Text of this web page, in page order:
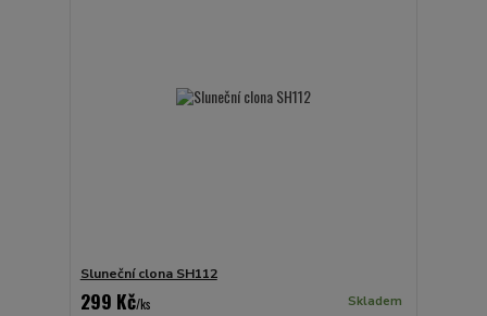
Sluneční clona SH112
299 Kč/ks Skladem